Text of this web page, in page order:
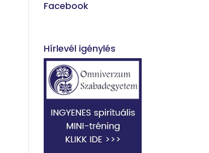
Facebook
Hírlevél igénylés